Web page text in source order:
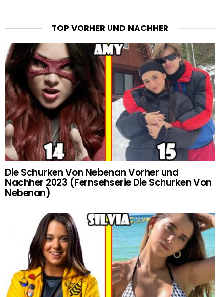
TOP VORHER UND NACHHER
Die Schurken Von Nebenan Vorher und
Nachher 2023 (Fernsehserie Die Schurken Von
Nebenan)